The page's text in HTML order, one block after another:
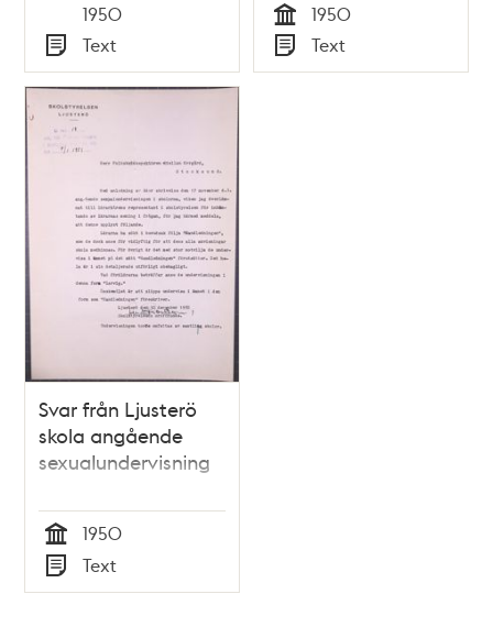
1950
Typ
Text Tid
1950
Typ
Text
Svar från Ljusterö
skola angående
sexualundervisning
Tid
1950
Typ
Text